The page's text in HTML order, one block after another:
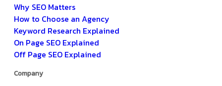
Why SEO Matters
How to Choose an Agency
Keyword Research Explained
On Page SEO Explained
Off Page SEO Explained
Company